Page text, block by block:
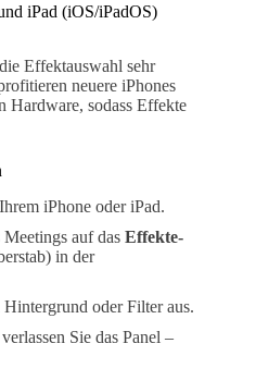
iPad (iOS/iPadOS)
Effektauswahl sehr
neuere iPhones
Hardware, sodass Effekte
iPhone oder iPad.
auf das Effekte-
in der
oder Filter aus.
Sie das Panel –